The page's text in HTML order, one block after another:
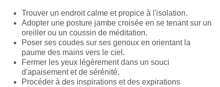
Trouver un endroit calme et propice à l'isolation.
Adopter une posture jambe croisée en se tenant sur un
oreiller ou un coussin de méditation.
Poser ses coudes sur ses genoux en orientant la
paume des mains vers le ciel.
Fermer les yeux légèrement dans un souci
d'apaisement et de sérénité.
Procéder à des inspirations et des expirations